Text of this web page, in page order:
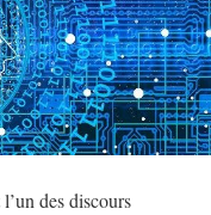
des discours